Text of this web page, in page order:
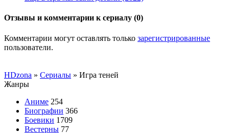
Отзывы и комментарии к сериалу (0)
Комментарии могут оставлять только зарегистрированные
пользователи.
HDzona » Сериалы » Игра теней
Жанры
Аниме 254
Биографии 366
Боевики 1709
Вестерны 77